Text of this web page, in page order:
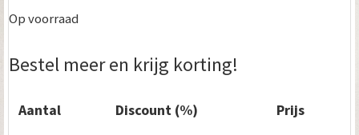
Op voorraad
Bestel meer en krijg korting!
Aantal Discount (%) Prijs